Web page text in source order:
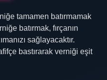
tamamen batırmamak
batırmak, fırçanın
sağlayacaktır.
bastırarak verniği eşit